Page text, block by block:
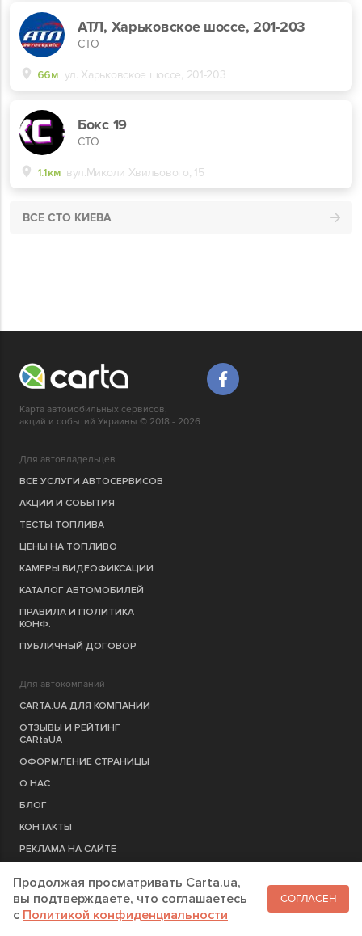
АТЛ, Харьковское шоссе, 201-203
СТО
66м ул. Харьковское шоссе, 201-203
Бокс 19
СТО
1.1км вул.Миколи Хвильового, 15
ВСЕ СТО КИЕВА
Карта автомобильных сервисов,
акций и событий Украины © 2018 - 2026
Для автовладельцев
ВСЕ УСЛУГИ АВТОСЕРВИСОВ
АКЦИИ И СОБЫТИЯ
ТЕСТЫ ТОПЛИВА
ЦЕНЫ НА ТОПЛИВО
КАМЕРЫ ВИДЕОФИКСАЦИИ
КАТАЛОГ АВТОМОБИЛЕЙ
ПРАВИЛА И ПОЛИТИКА
КОНФ.
ПУБЛИЧНЫЙ ДОГОВОР
Для автокомпаний
CARTA.UA ДЛЯ КОМПАНИИ
ОТЗЫВЫ И РЕЙТИНГ
CARtaUA
ОФОРМЛЕНИЕ СТРАНИЦЫ
О НАС
БЛОГ
КОНТАКТЫ
РЕКЛАМА НА САЙТЕ
РЕГИСТРАЦИЯ КОМПАНИЮ
Продолжая просматривать Carta.ua,
вы подтверждаете, что соглашаетесь
c Политикой конфиденциальности
СОГЛАСЕН